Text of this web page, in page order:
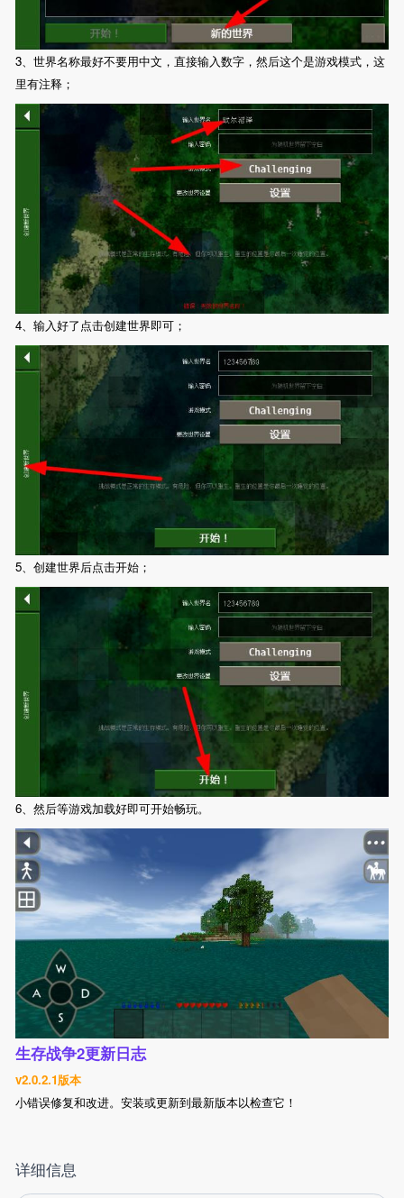
3、世界名称最好不要用中文，直接输入数字，然后这个是游戏模式，这
里有注释；
4、输入好了点击创建世界即可；
5、创建世界后点击开始；
6、然后等游戏加载好即可开始畅玩。
生存战争2更新日志
v2.0.2.1版本
小错误修复和改进。安装或更新到最新版本以检查它！
详细信息